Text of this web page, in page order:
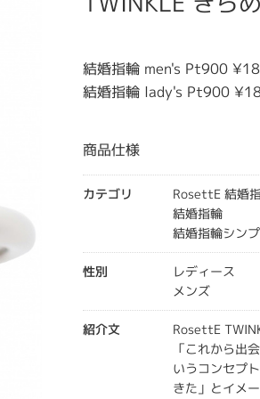
結婚指輪 men's Pt900
結婚指輪 lady's Pt900
商品仕様
カテゴリ
RosettE 結婚
結婚指輪
結婚指輪シン
性別
レディース
メンズ
紹介文
RosettE
「これから出
いうコンセプ
きた」とイメ